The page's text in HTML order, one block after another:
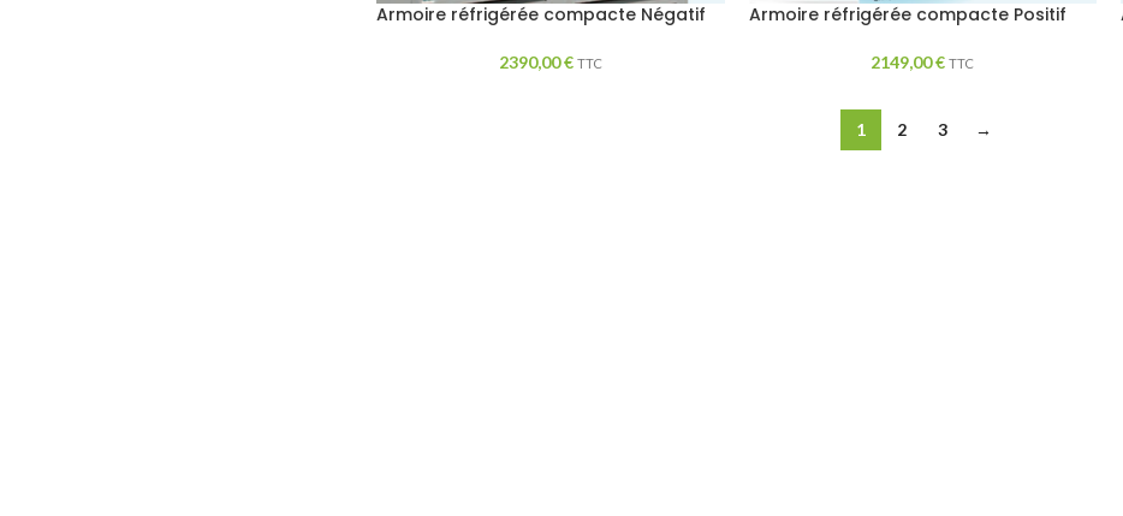
Armoire réfrigérée compacte Négatif
2390,00€ TTC
Armoire réfrigérée compacte Positif
2149,00€ TTC
1 2 3 →